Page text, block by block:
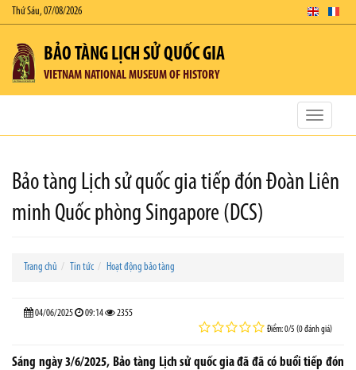
Thứ Sáu, 07/08/2026
BẢO TÀNG LỊCH SỬ QUỐC GIA
VIETNAM NATIONAL MUSEUM OF HISTORY
Toggle
Bảo tàng Lịch sử quốc gia tiếp đón Đoàn Liên
minh Quốc phòng Singapore (DCS)
Trang chủ Tin tức Hoạt động bảo tàng
04/06/2025 09:14 2355
Điểm: 0/5 (0 đánh giá)
Sáng ngày 3/6/2025, Bảo tàng Lịch sử quốc gia đã đã có buổi tiếp đón